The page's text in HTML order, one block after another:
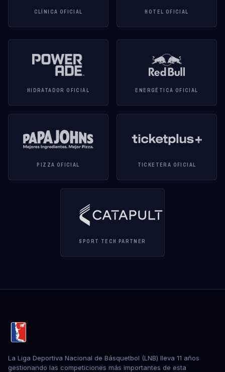
CLÍNICA OFICIAL HOTEL OFICIAL
HIDRATADOR OFICIAL ENERGÉTICA OFICIAL
PIZZA OFICIAL TICKETERA OFICIAL
SPORT TECH PARTNER
La Liga Deportiva Nacional de Básquetbol (LNB) lleva 11 años
gestionando las competiciones más importantes de esta